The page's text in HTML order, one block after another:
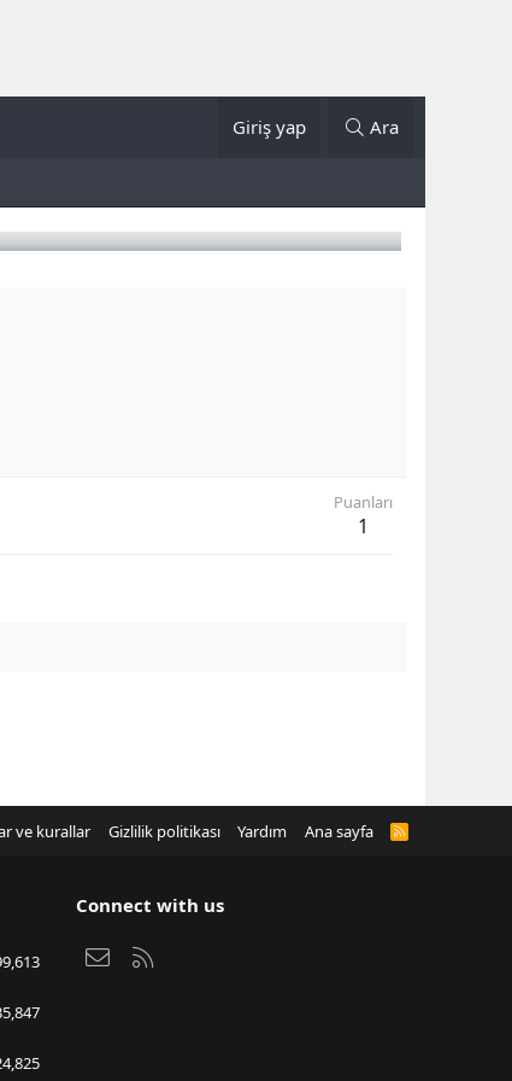
Giriş yap Ara
Puanları
1
ve kurallar Gizlilik politikası Yardım Ana sayfa
R
Connect with us
Bize ulaşın